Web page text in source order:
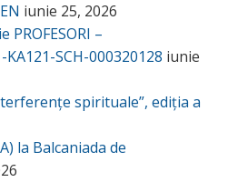
iunie 25, 2026
–
KA121-SCH-000320128 iunie
spirituale”, ediția a
la Balcaniada de